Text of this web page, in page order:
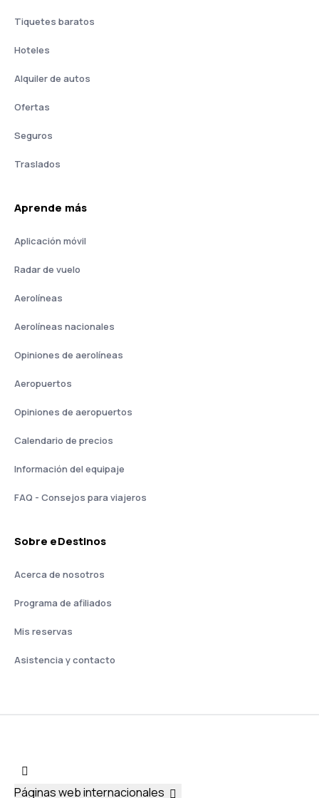
Tiquetes baratos
Hoteles
Alquiler de autos
Ofertas
Seguros
Traslados
Aprende más
Aplicación móvil
Radar de vuelo
Aerolíneas
Aerolíneas nacionales
Opiniones de aerolíneas
Aeropuertos
Opiniones de aeropuertos
Calendario de precios
Información del equipaje
FAQ - Consejos para viajeros
Sobre eDestinos
Acerca de nosotros
Programa de afiliados
Mis reservas
Asistencia y contacto
Páginas web internacionales